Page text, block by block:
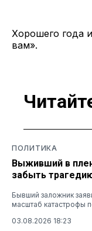
Хорошего года
вам».
ПОЛИТИКА
Выживший в
забыть
Бывший заложник
масштаб катастрофы
03.08.2026 18:23